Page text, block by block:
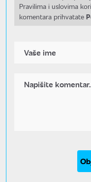
Pravilima i uslovima
komentara prihvatate